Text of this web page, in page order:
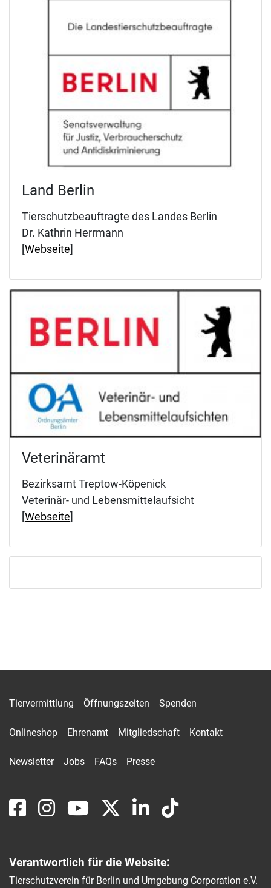
Land Berlin
Tierschutzbeauftragte des Landes Berlin
Dr. Kathrin Herrmann
[Webseite]
Veterinäramt
Bezirksamt Treptow-Köpenick
Veterinär- und Lebensmittelaufsicht
[Webseite]
Tiervermittlung Öffnungszeiten Spenden
Onlineshop Ehrenamt Mitgliedschaft Kontakt
Newsletter Jobs FAQs Presse
Verantwortlich für die Website:
Tierschutzverein für Berlin und Umgebung Corporation e.V.